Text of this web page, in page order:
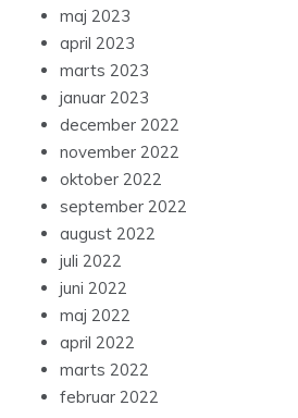
maj 2023
april 2023
marts 2023
januar 2023
december 2022
november 2022
oktober 2022
september 2022
august 2022
juli 2022
juni 2022
maj 2022
april 2022
marts 2022
februar 2022